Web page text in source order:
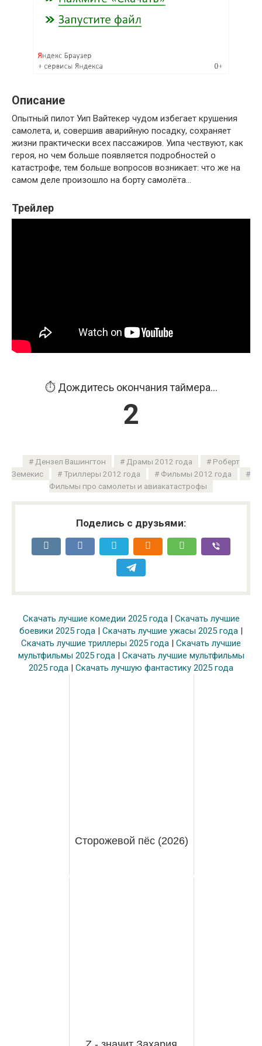
Описание
Опытный пилот Уип Вайтекер чудом избегает крушения
самолета, и, совершив аварийную посадку, сохраняет
жизни практически всех пассажиров. Уипа чествуют, как
героя, но чем больше появляется подробностей о
катастрофе, тем больше вопросов возникает: что же на
самом деле произошло на борту самолёта…
Трейлер
⏱️ Дождитесь окончания таймера...
1
Дензел Вашингтон Драмы 2012 года
Роберт
Земекис
Триллеры 2012 года
Фильмы 2012 года
Фильмы про самолеты и авиакатастрофы
Поделись с друзьями:
Скачать лучшие комедии 2025 года| Скачать лучшие
боевики 2025 года
Скачать лучшие ужасы 2025 года
Скачать лучшие триллеры 2025 года
Скачать лучшие
мультфильмы 2025 года| Скачать лучшие мультфильмы
2025 года
Скачать лучшую фантастику 2025 года
Сторожевой пёс (2026)